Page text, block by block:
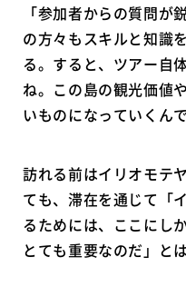
「参加者からの質問が
の方々もスキルと知識
る。すると、ツアー自
ね。この島の観光価値
いものになっていくんで
訪れる前はイリオモテ
ても、滞在を通じて「
るためには、ここにし
とても重要なのだ」と